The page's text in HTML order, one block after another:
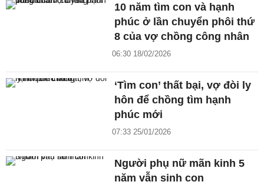
10 năm tìm con và hạnh
phúc ở lần chuyển phôi thứ
8 của vợ chồng công nhân
06:30 18/02/2026
‘Tìm con’ thất bại, vợ đòi ly
hôn để chồng tìm hạnh
phúc mới
07:33 25/01/2026
Người phụ nữ mãn kinh 5
năm vẫn sinh con